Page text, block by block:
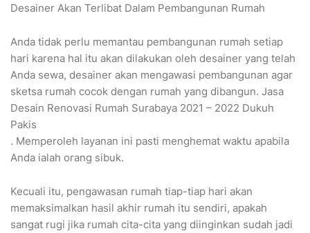
Desainer Akan Terlibat Dalam Pembangunan Rumah
Anda tidak perlu memantau pembangunan rumah setiap
hari karena hal itu akan dilakukan oleh desainer yang telah
Anda sewa, desainer akan mengawasi pembangunan agar
sketsa rumah cocok dengan rumah yang dibangun. Jasa
Desain Renovasi Rumah Surabaya 2021 – 2022 Dukuh
Pakis
. Memperoleh layanan ini pasti menghemat waktu apabila
Anda ialah orang sibuk.
Kecuali itu, pengawasan rumah tiap-tiap hari akan
memaksimalkan hasil akhir rumah itu sendiri, apakah
sangat rugi jika rumah cita-cita yang diinginkan sudah jadi